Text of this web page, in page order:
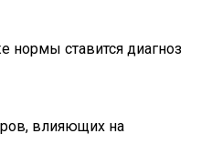
нормы ставится диагноз
влияющих на